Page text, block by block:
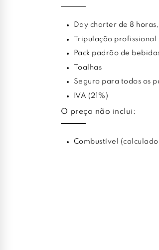
Day charter de 8
Tripulação
Pack padrão de
Toalhas
Seguro para todos os
IVA (21%)
O preço não inclui:
Combustível